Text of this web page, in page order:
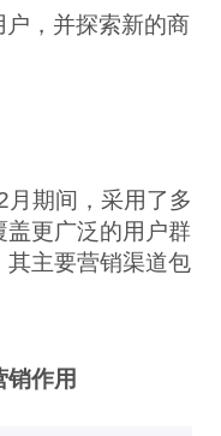
，并探索新的商
月期间，采用了多
盖更广泛的用户群
主要营销渠道包
销作用